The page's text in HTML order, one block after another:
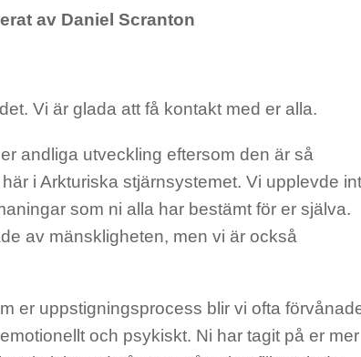
av Daniel Scranton
Vi är glada att få kontakt med er alla.
andliga utveckling eftersom den är så
i Arkturiska stjärnsystemet. Vi upplevde
som ni alla har bestämt för er själva.
av mänskligheten, men vi är också
er uppstigningsprocess blir vi ofta
och psykiskt. Ni har tagit på er mer